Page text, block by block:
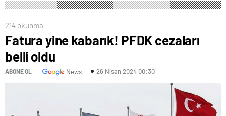
214 okunma
Fatura yine kabarık! PFDK cezaları
belli oldu
ABONE OL News 26 Nisan 2024 00:30